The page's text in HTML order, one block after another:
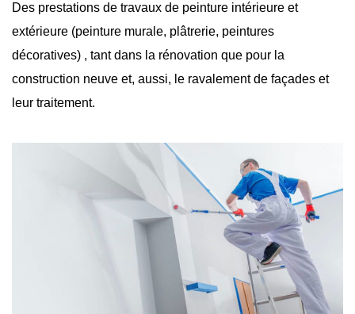
Des prestations de travaux de peinture intérieure et
extérieure (peinture murale, plâtrerie, peintures
décoratives) , tant dans la rénovation que pour la
construction neuve et, aussi, le ravalement de façades et
leur traitement.